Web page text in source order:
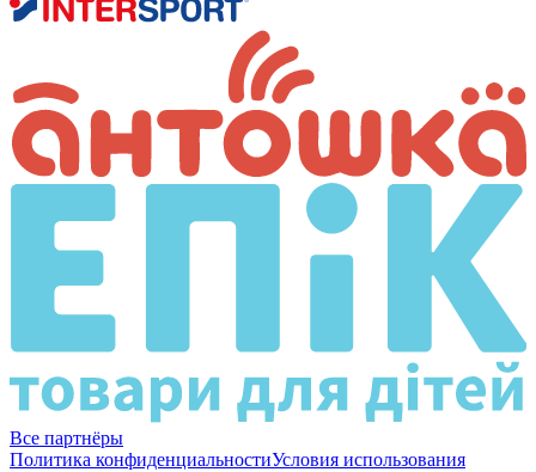
Все партнёры
Политика конфиденциальностиУсловия использования